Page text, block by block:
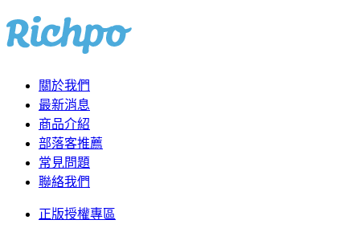
關於我們
最新消息
商品介紹
部落客推薦
常見問題
聯絡我們
正版授權專區